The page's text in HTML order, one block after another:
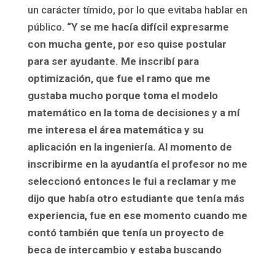
un carácter tímido, por lo que evitaba hablar en
público. “Y se me hacía difícil expresarme
con mucha gente, por eso quise postular
para ser ayudante. Me inscribí para
optimización, que fue el ramo que me
gustaba mucho porque toma el modelo
matemático en la toma de decisiones y a mí
me interesa el área matemática y su
aplicación en la ingeniería. Al momento de
inscribirme en la ayudantía el profesor no me
seleccionó entonces le fui a reclamar y me
dijo que había otro estudiante que tenía más
experiencia, fue en ese momento cuando me
contó también que tenía un proyecto de
beca de intercambio y estaba buscando